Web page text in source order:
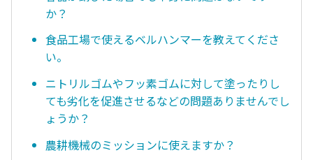
か？
食品工場で使えるベルハンマーを教えてくださ
い。
ニトリルゴムやフッ素ゴムに対して塗ったりし
ても劣化を促進させるなどの問題ありませんでし
ょうか？
農耕機械のミッションに使えますか？